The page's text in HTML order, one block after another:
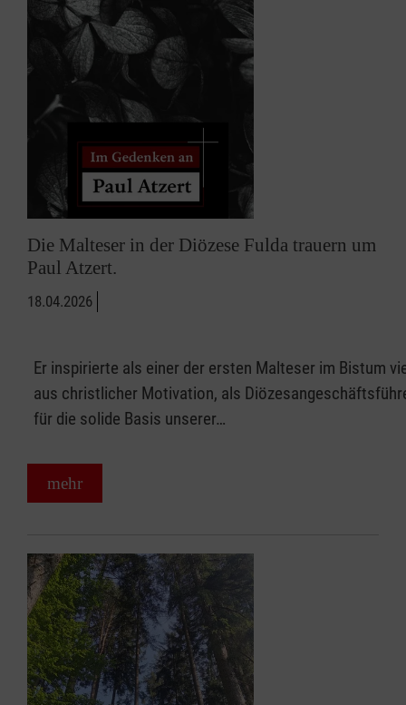
Die Malteser in der Diözese Fulda trauern um
Paul Atzert.
18.04.2026
Er inspirierte als einer der ersten Malteser im Bistum
aus christlicher Motivation, als
für die solide Basis unserer…
mehr